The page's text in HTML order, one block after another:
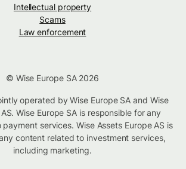
Intellectual property
Scams
Law enforcement
© Wise Europe SA 2026
operated by Wise Europe SA and Wise
Wise Europe SA is responsible for any
services. Wise Assets Europe AS is
content related to investment services,
including marketing.